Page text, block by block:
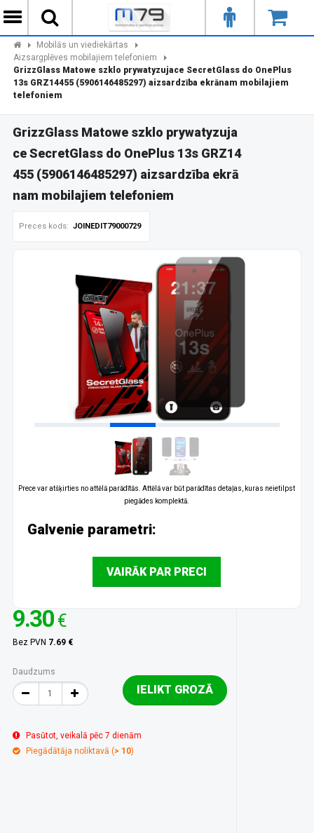
Mobilās un viediekārtas
Aizsargplēves mobilajiem telefoniem
GrizzGlass Matowe szklo prywatyzujace SecretGlass do OnePlus
13s GRZ14455 (5906146485297) aizsardzība ekrānam mobilajiem
telefoniem
GrizzGlass Matowe szklo prywatyzuja
ce SecretGlass do OnePlus 13s GRZ14
455 (5906146485297) aizsardzība ekrā
nam mobilajiem telefoniem
Preces kods: JOINEDIT79000729
Prece var atšķirties no attēlā parādītās. Attēlā var būt parādītas detaļas, kuras neietilpst
piegādes komplektā.
Galvenie parametri:
VAIRĀK PAR PRECI
9.30 €
Bez PVN 7.69 €
Daudzums
IELIKT GROZĀ
Pasūtot, veikalā pēc 7 dienām
Piegādātāja noliktavā (> 10)